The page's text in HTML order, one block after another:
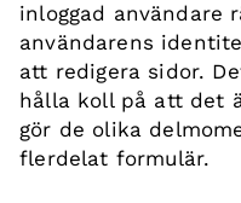
inloggad användare
användarens
att redigera sidor.
hålla koll på att det
gör de olika
flerdelat formulär.